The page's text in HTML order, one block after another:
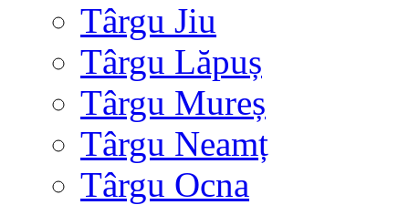
Târgu Jiu
Târgu Lăpuș
Târgu Mureș
Târgu Neamț
Târgu Ocna